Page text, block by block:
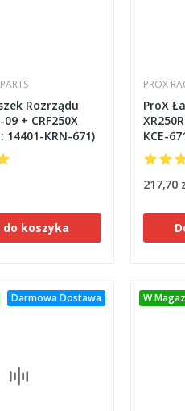
Rozrządu
09 + CRF250X
14401-KRN-671)
do koszyka
PROX
ProX
KCE-
217,70
Darmowa Dostawa W